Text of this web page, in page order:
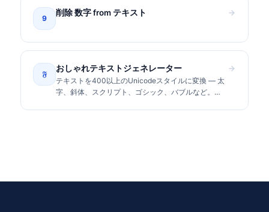
9
削除 数字 from テキスト
𝔉
おしゃれテキストジェネレーター
テキストを400以上のUnicodeスタイルに変換 — 太
字、斜体、スクリプト、ゴシック、バブルなど。